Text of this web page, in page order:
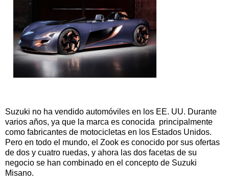
Suzuki no ha vendido automóviles en los EE. UU. Durante
varios años, ya que la marca es conocida principalmente
como fabricantes de motocicletas en los Estados Unidos.
Pero en todo el mundo, el Zook es conocido por sus ofertas
de dos y cuatro ruedas, y ahora las dos facetas de su
negocio se han combinado en el concepto de Suzuki
Misano.